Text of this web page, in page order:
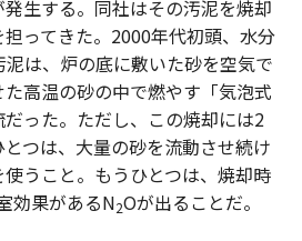
生する。同社はその汚泥を焼却
ってきた。2000年代初頭、水分
は、炉の底に敷いた砂を空気で
高温の砂の中で燃やす「気泡式
った。ただし、この焼却には2
つは、大量の砂を流動させ続け
うこと。もうひとつは、焼却時
効果があるN2Oが出ることだ。